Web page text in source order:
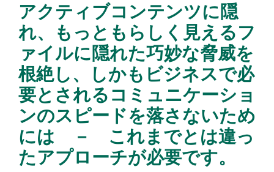
アクティブコンテンツに隠
れ、もっともらしく見えるフ
ァイルに隠れた巧妙な脅威を
根絶し、しかもビジネスで必
要とされるコミュニケーショ
ンのスピードを落さないため
には － これまでとは違っ
たアプローチが必要です。